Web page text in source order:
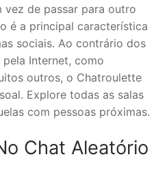
vez de passar para outro
é a principal característica
sociais. Ao contrário dos
Internet, como
outros, o Chatroulette
Explore todas as salas
com pessoas próximas.
Chat Aleatório